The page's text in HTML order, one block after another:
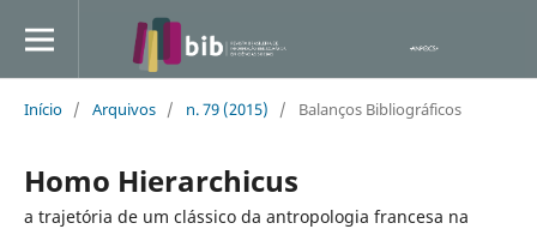
Início / Arquivos / n. 79 (2015) / Balanços Bibliográficos
Homo Hierarchicus
a trajetória de um clássico da antropologia francesa na